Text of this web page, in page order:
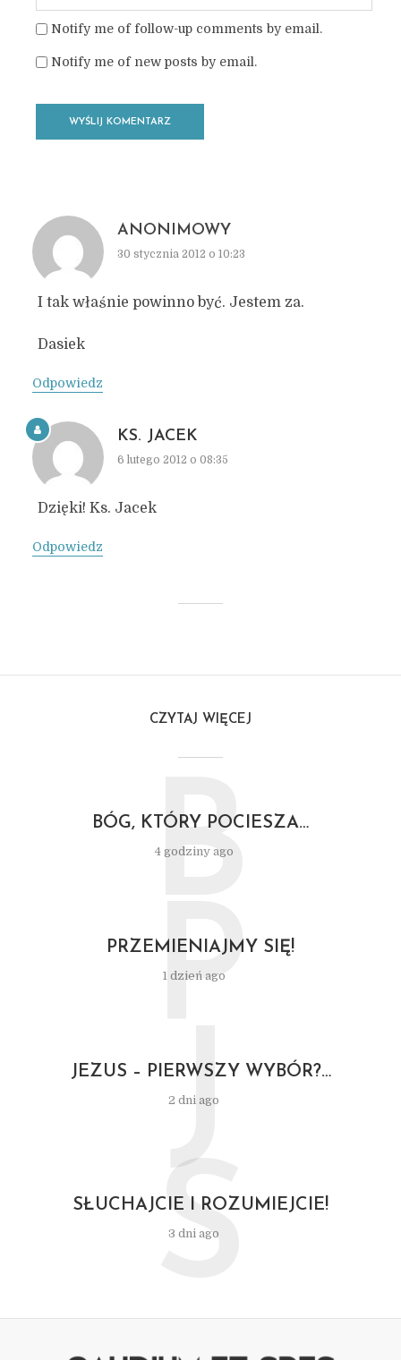
Notify me of follow-up comments by email.
Notify me of new posts by email.
ANONIMOWY
30 stycznia 2012 o 10:23
I tak właśnie powinno być. Jestem za.
Dasiek
Odpowiedz
KS. JACEK
6 lutego 2012 o 08:35
Dzięki! Ks. Jacek
Odpowiedz
CZYTAJ WIĘCEJ
BÓG, KTÓRY POCIESZA…
4 godziny ago
B
PRZEMIENIAJMY SIĘ!
1 dzień ago
P
JEZUS – PIERWSZY WYBÓR?…
2 dni ago
J
SŁUCHAJCIE I ROZUMIEJCIE!
3 dni ago
S